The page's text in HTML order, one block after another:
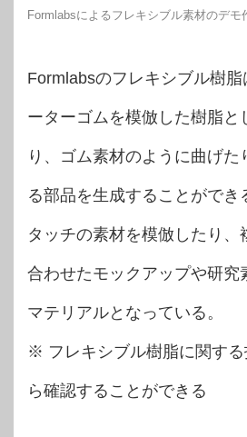
Formlabsによるフレキシブル素材のデモ
Formlabsのフレキシブル樹脂
ーターゴムを模倣した樹脂と
り、ゴム素材のように曲げた
る部品を生成することができ
タッチの素材を模倣したり、
合わせたモックアップや研究
マテリアルとなっている。
※ フレキシブル樹脂に関する
ら確認することができる